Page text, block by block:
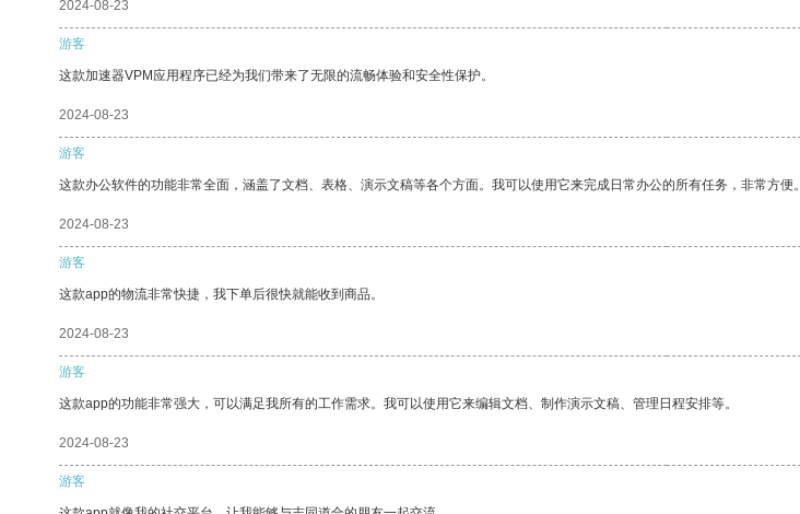
2024-08-23
游客
这款加速器VPM应用程序已经为我们带来了无限的流畅体验和安全性保护。
2024-08-23
游客
这款办公软件的功能非常全面，涵盖了文档、表格、演示文稿等各个方面。我可以使用它来完成日常办公的所有任务，非常方便。
2024-08-23
游客
这款app的物流非常快捷，我下单后很快就能收到商品。
2024-08-23
游客
这款app的功能非常强大，可以满足我所有的工作需求。我可以使用它来编辑文档、制作演示文稿、管理日程安排等。
2024-08-23
游客